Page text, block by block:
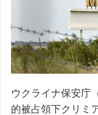
事故・緊急事態
追加
特集
インタビュー
写真
ウクライナ保安庁
的被占領下クリミ